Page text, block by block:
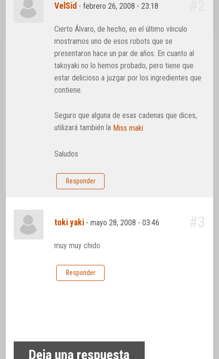
VelSid -febrero 26, 2008 - 23:18
Cierto Álvaro, de hecho, en el último vínculo
mostramos uno de esos robots que se
presentaron hace un par de años. En cuanto al
takoyaki no lo hemos probado, pero tiene que
estar delicioso a juzgar por los ingredientes que
contiene.
Seguro que alguna de esas cadenas que dices,
utilizará también la Miss maki
Saludos
Responder
toki yaki -mayo 28, 2008 - 03:46 #3
muy muy chido
Responder
Deja una respuesta